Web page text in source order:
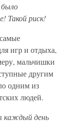
было
Такой риск!
игр и отдыха,
мальчишки
другим
одним из
людей.
каждый день